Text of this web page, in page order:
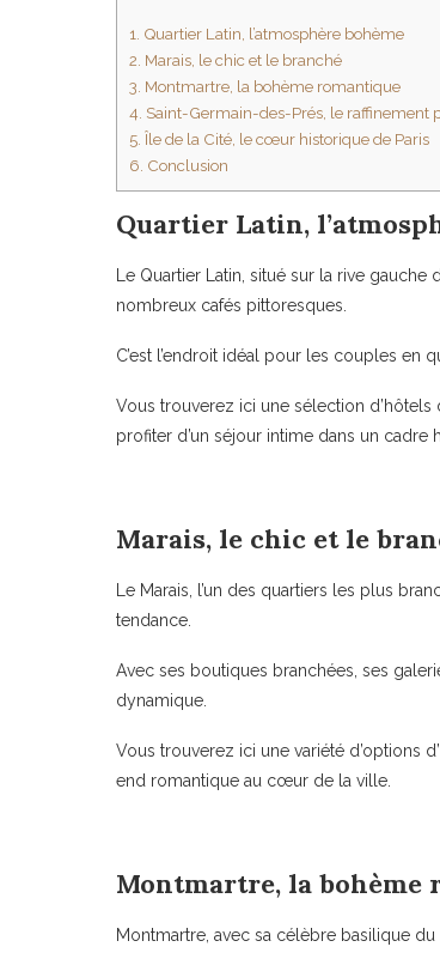
1. Quartier Latin, l’atmosphère bohème
2. Marais, le chic et le branché
3. Montmartre, la bohème romantique
4. Saint-Germain-des-Prés, le raffinement
5. Île de la Cité, le cœur historique de Paris
6. Conclusion
Quartier Latin,
Le Quartier Latin, situé sur la rive
nombreux cafés pittoresques.
C’est l’endroit idéal pour les couples en
Vous trouverez ici une sélection
profiter d’un séjour intime dans un cadre
Marais, le chic et le
Le Marais, l’un des quartiers les plus
tendance.
Avec ses boutiques branchées, ses
dynamique.
Vous trouverez ici une variété d’options
end romantique au cœur de la ville.
Montmartre, la bohème
Montmartre, avec sa célèbre basilique